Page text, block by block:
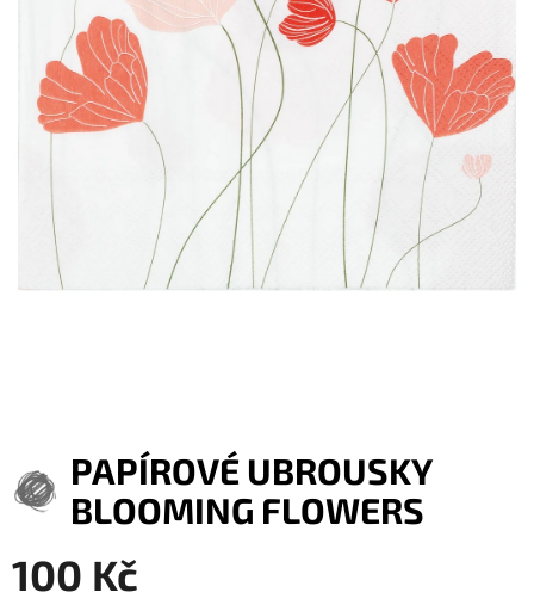
PAPÍROVÉ UBROUSKY
BLOOMING FLOWERS
100 Kč